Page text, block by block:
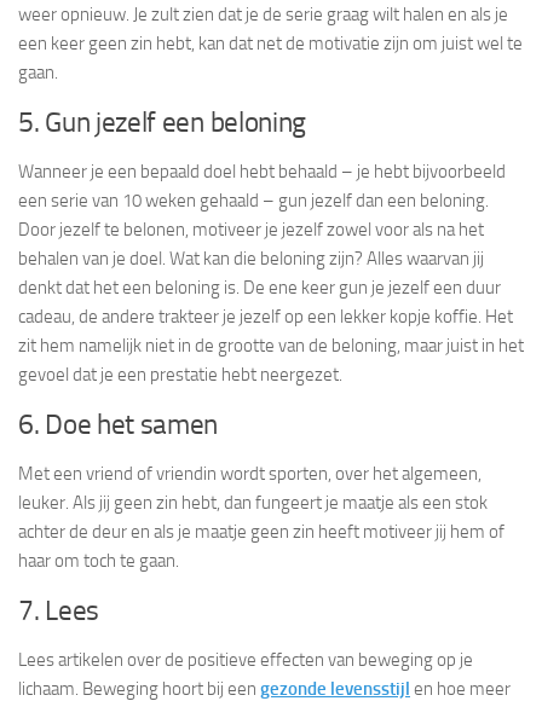
weer opnieuw. Je zult zien dat je de serie graag wilt halen en als je
een keer geen zin hebt, kan dat net de motivatie zijn om juist wel te
gaan.
5. Gun jezelf een beloning
Wanneer je een bepaald doel hebt behaald – je hebt bijvoorbeeld
een serie van 10 weken gehaald – gun jezelf dan een beloning.
Door jezelf te belonen, motiveer je jezelf zowel voor als na het
behalen van je doel. Wat kan die beloning zijn? Alles waarvan jij
denkt dat het een beloning is. De ene keer gun je jezelf een duur
cadeau, de andere trakteer je jezelf op een lekker kopje koffie. Het
zit hem namelijk niet in de grootte van de beloning, maar juist in het
gevoel dat je een prestatie hebt neergezet.
6. Doe het samen
Met een vriend of vriendin wordt sporten, over het algemeen,
leuker. Als jij geen zin hebt, dan fungeert je maatje als een stok
achter de deur en als je maatje geen zin heeft motiveer jij hem of
haar om toch te gaan.
7. Lees
Lees artikelen over de positieve effecten van beweging op je
lichaam. Beweging hoort bij een gezonde levensstijl en hoe meer